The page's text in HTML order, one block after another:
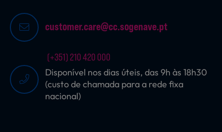
customer.care@cc.sogenave.pt
(+351) 210 420 000
Disponível nos dias úteis, das 9h às 18h30
(custo de chamada para a rede fixa
nacional)